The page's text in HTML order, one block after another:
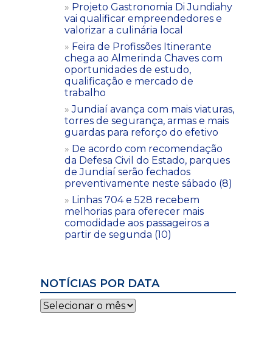
Projeto Gastronomia Di Jundiahy
vai qualificar empreendedores e
valorizar a culinária local
Feira de Profissões Itinerante
chega ao Almerinda Chaves com
oportunidades de estudo,
qualificação e mercado de
trabalho
Jundiaí avança com mais viaturas,
torres de segurança, armas e mais
guardas para reforço do efetivo
De acordo com recomendação
da Defesa Civil do Estado, parques
de Jundiaí serão fechados
preventivamente neste sábado (8)
Linhas 704 e 528 recebem
melhorias para oferecer mais
comodidade aos passageiros a
partir de segunda (10)
NOTÍCIAS POR DATA
Notícias
por